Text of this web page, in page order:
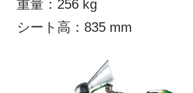
重量：256 kg
シート高：835 mm